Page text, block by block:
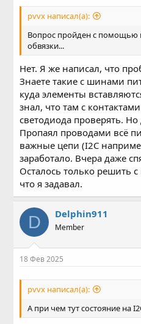
pvvx написал(а):
Вопрос пройден с помощью
обвязки...
Нет. Я же написал, что
Знаете такие с шинами
куда элементы
знал, что там с
светодиода проверять. Но
Пропаял проводами всё
важные цепи (I2C
заработало. Вчера даже
Осталось только решить
что я задавал.
D Delphin911
Member
18 Фев 2025
pvvx написал(а):
А при чем тут состояние на